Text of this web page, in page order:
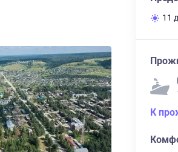
11
К